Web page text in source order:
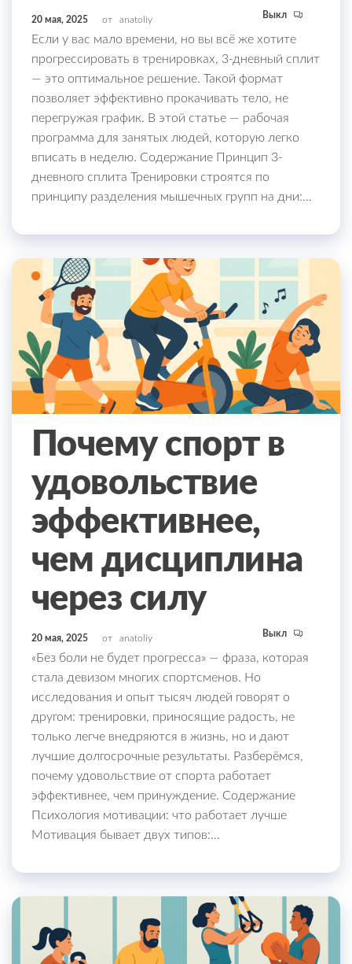
20 мая, 2025 от anatoliy Выкл
Если у вас мало времени, но вы всё же хотите
прогрессировать в тренировках, 3-дневный сплит
— это оптимальное решение. Такой формат
позволяет эффективно прокачивать тело, не
перегружая график. В этой статье — рабочая
программа для занятых людей, которую легко
вписать в неделю. Содержание Принцип 3-
дневного сплита Тренировки строятся по
принципу разделения мышечных групп на дни:…
Почему спорт в
удовольствие
эффективнее,
чем дисциплина
через силу
20 мая, 2025 от anatoliy Выкл
«Без боли не будет прогресса» — фраза, которая
стала девизом многих спортсменов. Но
исследования и опыт тысяч людей говорят о
другом: тренировки, приносящие радость, не
только легче внедряются в жизнь, но и дают
лучшие долгосрочные результаты. Разберёмся,
почему удовольствие от спорта работает
эффективнее, чем принуждение. Содержание
Психология мотивации: что работает лучше
Мотивация бывает двух типов:…